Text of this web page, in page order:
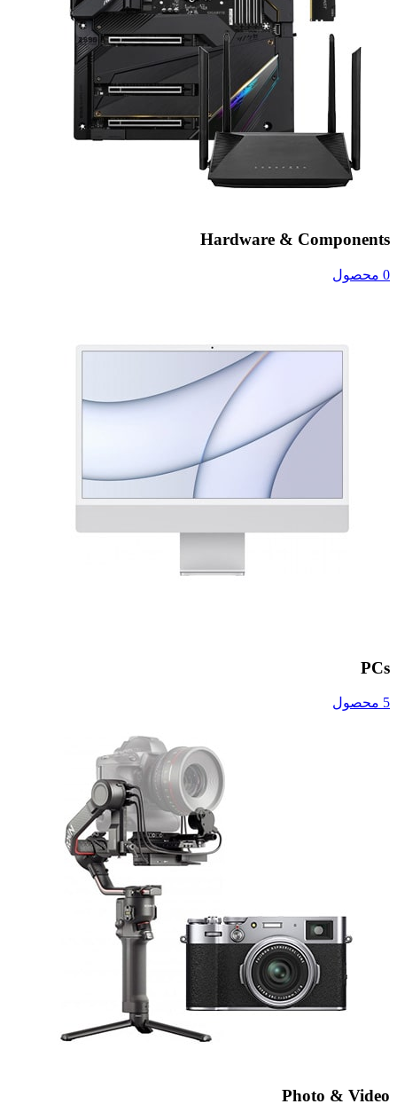
Hardware & Components
0 محصول
PCs
5 محصول
Photo & Video